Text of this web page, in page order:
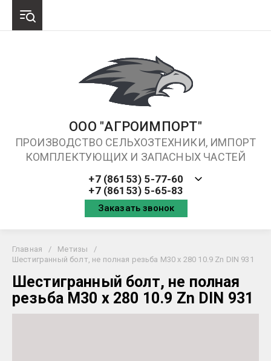
ООО "АГРОИМПОРТ"
ПРОИЗВОДСТВО СЕЛЬХОЗТЕХНИКИ, ИМПОРТ
КОМПЛЕКТУЮЩИХ И ЗАПАСНЫХ ЧАСТЕЙ
+7 (86153) 5-77-60
+7 (86153) 5-65-83
Заказать звонок
Главная / Метизы
/
Шестигранный болт, не полная резьба M30 x 280 10.9 Zn DIN 931
Шестигранный болт, не полная
резьба M30 x 280 10.9 Zn DIN 931